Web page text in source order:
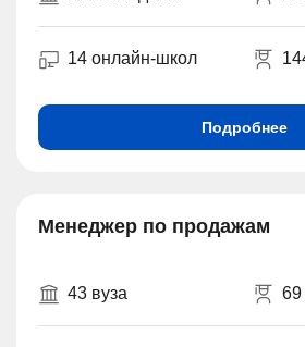
14 онлайн-школ
Подробнее
Менеджер по продажам
43 вуза 69